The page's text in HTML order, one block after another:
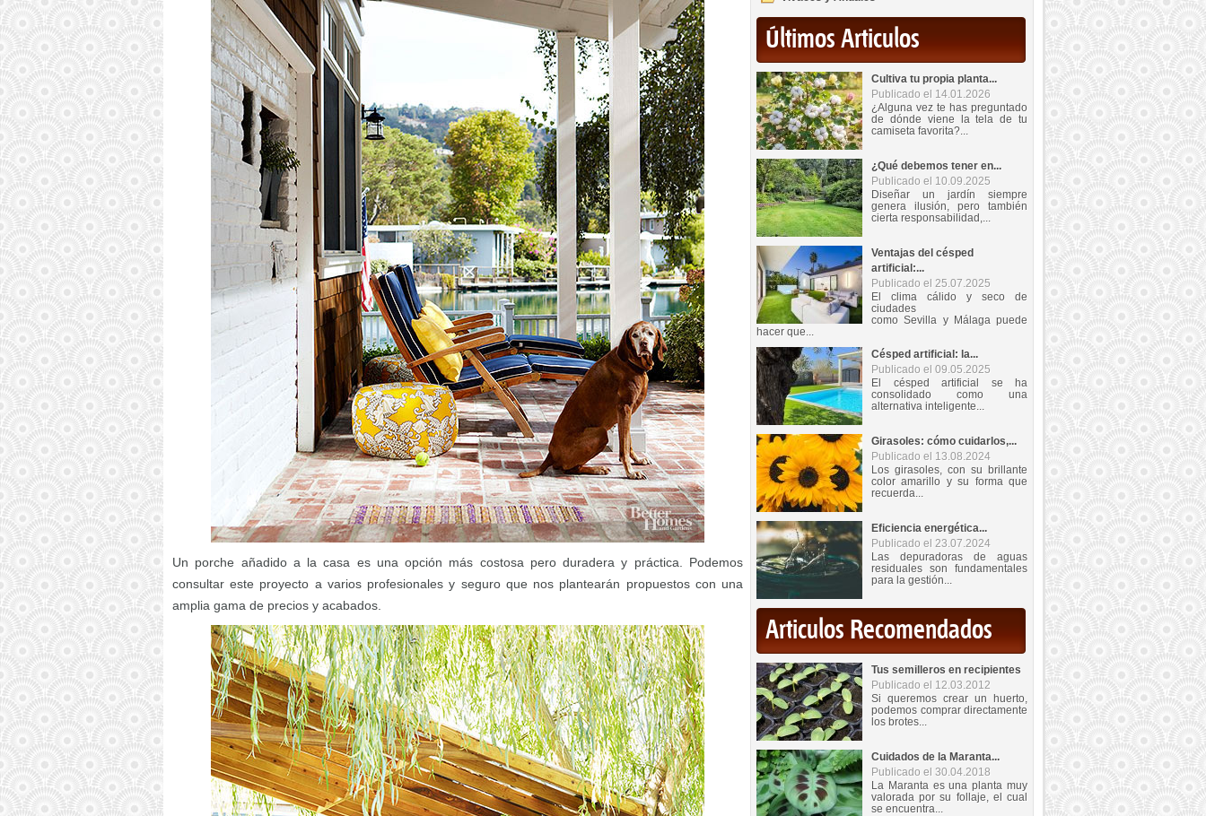
Un porche añadido a la casa es una opción más costosa pero duradera y práctica. Podemos
consultar este proyecto a varios profesionales y seguro que nos plantearán propuestos con una
amplia gama de precios y acabados.
Últimos Articulos
Cultiva tu propia planta...
Publicado el 14.01.2026
¿Alguna vez te has preguntado
de dónde viene la tela de tu
camiseta favorita?...
¿Qué debemos tener en...
Publicado el 10.09.2025
Diseñar un jardín siempre
genera ilusión, pero también
cierta responsabilidad,...
Ventajas del césped
artificial:...
Publicado el 25.07.2025
El clima cálido y seco de
ciudades
como Sevilla y Málaga puede
hacer que...
Césped artificial: la...
Publicado el 09.05.2025
El césped artificial se ha
consolidado como una
alternativa inteligente...
Girasoles: cómo cuidarlos,...
Publicado el 13.08.2024
Los girasoles, con su brillante
color amarillo y su forma que
recuerda...
Eficiencia energética...
Publicado el 23.07.2024
Las depuradoras de aguas
residuales son fundamentales
para la gestión...
Articulos Recomendados
Tus semilleros en recipientes
Publicado el 12.03.2012
Si queremos crear un huerto,
podemos comprar directamente
los brotes...
Cuidados de la Maranta...
Publicado el 30.04.2018
La Maranta es una planta muy
valorada por su follaje, el cual
se encuentra...